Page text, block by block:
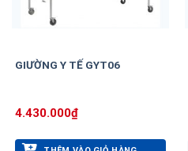
GIƯỜNG Y TẾ GYT06
4.430.000₫